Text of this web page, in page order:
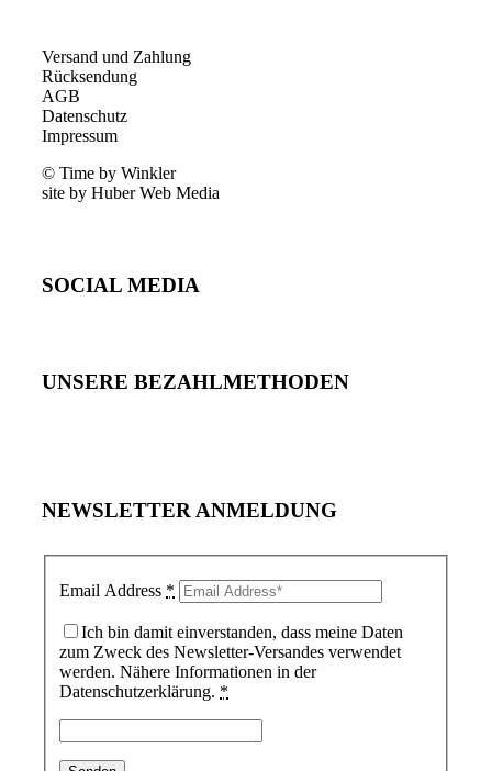
Versand und Zahlung
Rücksendung
AGB
Datenschutz
Impressum
© Time by Winkler
site by Huber Web Media
SOCIAL MEDIA
UNSERE BEZAHLMETHODEN
NEWSLETTER ANMELDUNG
Email Address *
Ich bin damit einverstanden, dass meine Daten
zum Zweck des Newsletter-Versandes verwendet
werden. Nähere Informationen in der
Datenschutzerklärung. *